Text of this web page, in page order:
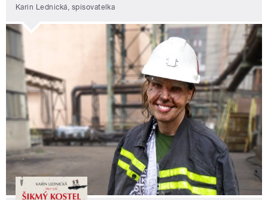
Karin Lednická, spisovatelka